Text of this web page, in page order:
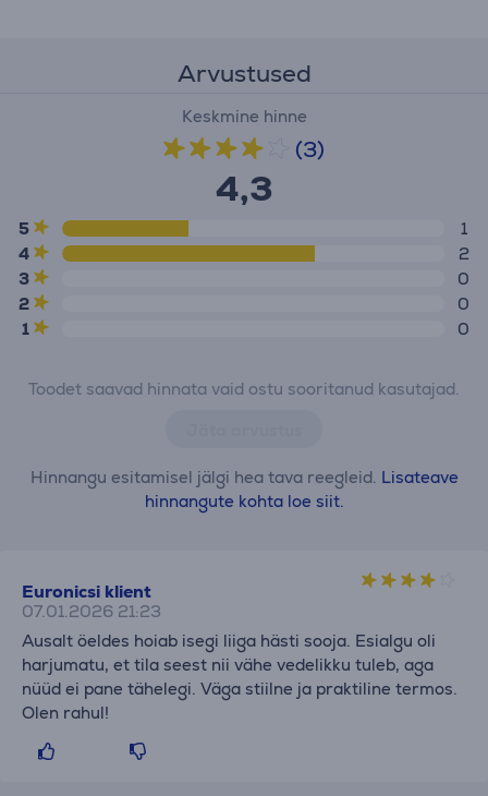
Arvustused
Keskmine hinne
(3)
4,3
5
1
4
2
3
0
2
0
1
0
Toodet saavad hinnata vaid ostu sooritanud kasutajad.
Hinnangu esitamisel jälgi hea tava reegleid. Lisateave
hinnangute kohta loe siit.
Euronicsi klient
07.01.2026 21:23
Ausalt öeldes hoiab isegi liiga hästi sooja. Esialgu oli
harjumatu, et tila seest nii vähe vedelikku tuleb, aga
nüüd ei pane tähelegi. Väga stiilne ja praktiline termos.
Olen rahul!